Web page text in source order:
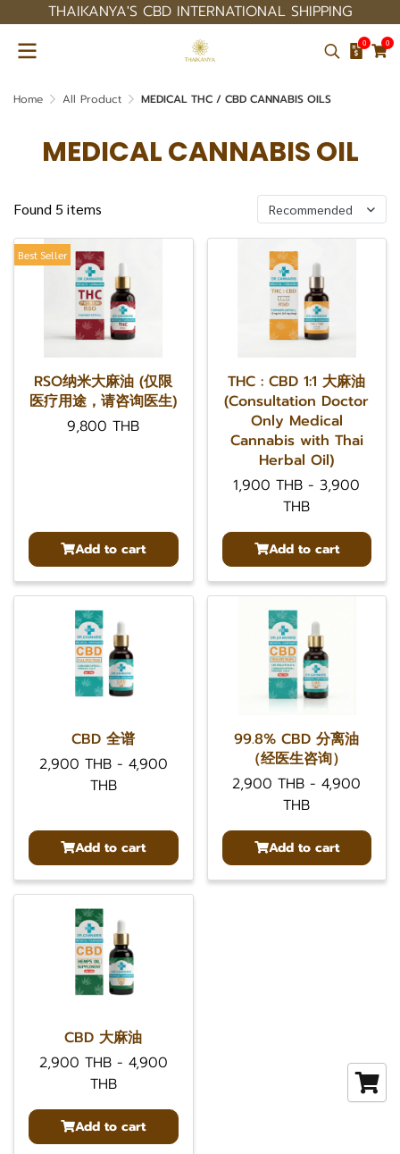
THAIKANYA'S CBD INTERNATIONAL SHIPPING
0 0
Home All Product MEDICAL THC / CBD CANNABIS OILS
MEDICAL CANNABIS OIL
Found 5 items Recommended
Best Seller
RSO纳米大麻油 (仅限
医疗用途，请咨询医生)
9,800 THB
Add to cart
THC : CBD 1:1 大麻油
(Consultation Doctor
Only Medical
Cannabis with Thai
Herbal Oil)
1,900 THB -3,900
THB
Add to cart
CBD 全谱
2,900 THB- 4,900
THB
Add to cart
99.8% CBD 分离油
（经医生咨询）
2,900 THB -4,900
THB
Add to cart
CBD 大麻油
2,900 THB- 4,900
THB
Add to cart